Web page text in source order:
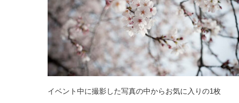
イベント中に撮影した写真の中からお気に入りの1枚